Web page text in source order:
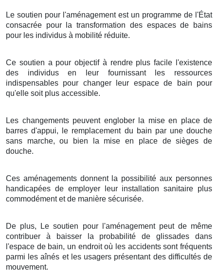
Le soutien pour l'aménagement est un programme de l'État
consacrée pour la transformation des espaces de bains
pour les individus à mobilité réduite.
Ce soutien a pour objectif à rendre plus facile l'existence
des individus en leur fournissant les ressources
indispensables pour changer leur espace de bain pour
qu'elle soit plus accessible.
Les changements peuvent englober la mise en place de
barres d'appui, le remplacement du bain par une douche
sans marche, ou bien la mise en place de sièges de
douche.
Ces aménagements donnent la possibilité aux personnes
handicapées de employer leur installation sanitaire plus
commodément et de manière sécurisée.
De plus, Le soutien pour l'aménagement peut de même
contribuer à baisser la probabilité de glissades dans
l'espace de bain, un endroit où les accidents sont fréquents
parmi les aînés et les usagers présentant des difficultés de
mouvement.